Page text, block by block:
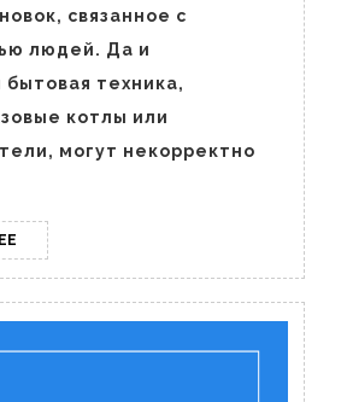
связанное с
людей. Да и
техника,
котлы или
могут некорректно
ЧИТАТЬ
ДАЛЕЕ